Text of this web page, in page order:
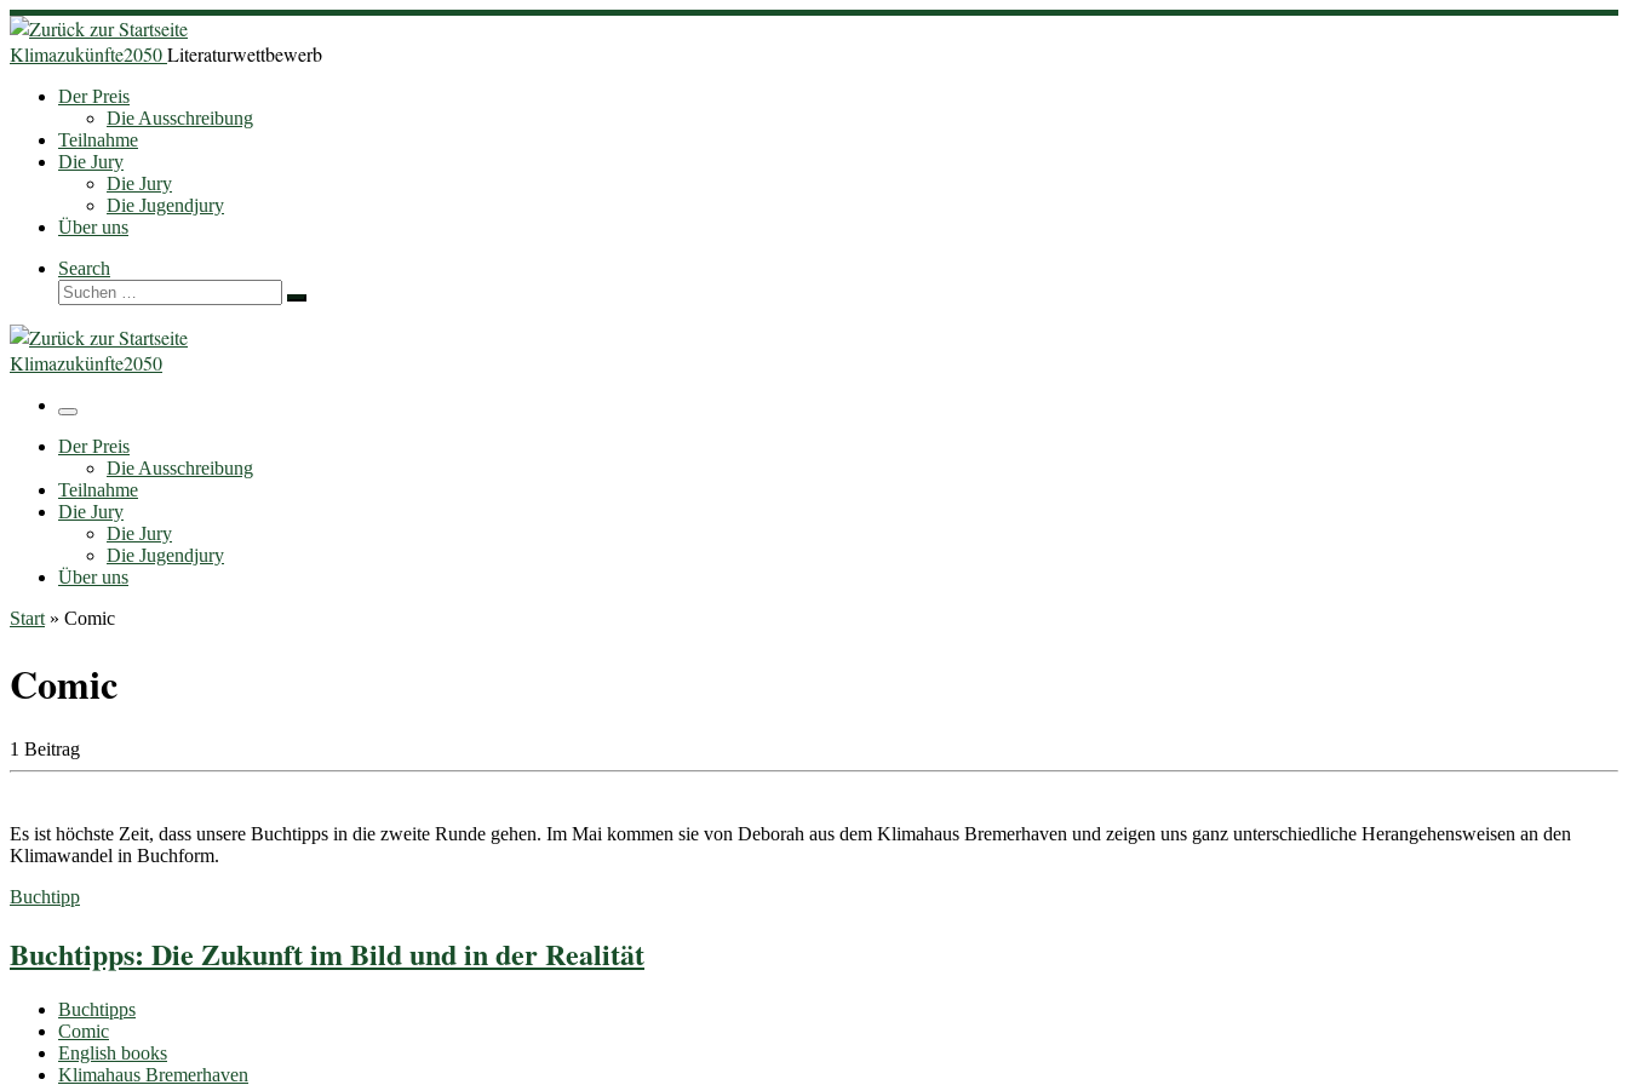
Zum
Inhalt
springen
Klimazukünfte2050Literaturwettbewerb
Der Preis
Die Ausschreibung
Teilnahme
Die Jury
Die Jury
Die Jugendjury
Über uns
Search
Suche
Suchen …
Klimazukünfte2050
Menü
Der Preis
Die Ausschreibung
Teilnahme
Die Jury
Die Jury
Die Jugendjury
Über uns
Start » Comic
Comic
1 Beitrag
Es ist höchste Zeit, dass unsere Buchtipps in die zweite Runde gehen. Im Mai kommen sie von Deborah aus dem Klimahaus Bremerhaven und zeigen uns ganz unterschiedliche Herangehensweisen an den
Klimawandel in Buchform.
Buchtipp
Buchtipps: Die Zukunft im Bild und in der Realität
Buchtipps
Comic
English books
Klimahaus Bremerhaven